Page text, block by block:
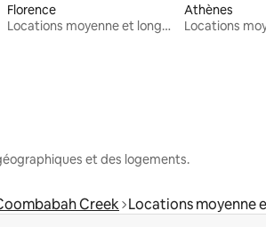
Florence
Locations moyenne et longue durée
Athènes
et des logements.
Creek Locations moyenne